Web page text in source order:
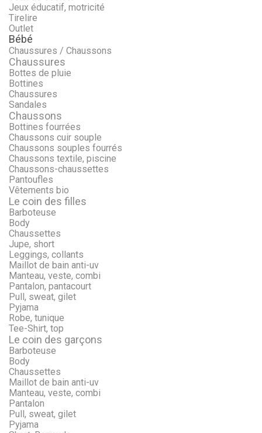
Jeux éducatif, motricité
Tirelire
Outlet
Bébé
Chaussures / Chaussons
Chaussures
Bottes de pluie
Bottines
Chaussures
Sandales
Chaussons
Bottines fourrées
Chaussons cuir souple
Chaussons souples fourrés
Chaussons textile, piscine
Chaussons-chaussettes
Pantoufles
Vêtements bio
Le coin des filles
Barboteuse
Body
Chaussettes
Jupe, short
Leggings, collants
Maillot de bain anti-uv
Manteau, veste, combi
Pantalon, pantacourt
Pull, sweat, gilet
Pyjama
Robe, tunique
Tee-Shirt, top
Le coin des garçons
Barboteuse
Body
Chaussettes
Maillot de bain anti-uv
Manteau, veste, combi
Pantalon
Pull, sweat, gilet
Pyjama